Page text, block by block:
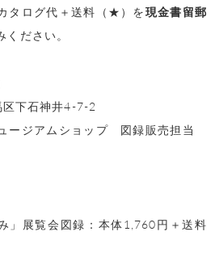
タログ代＋送料（★）を現金書留郵
ださい。
下石神井4-7-2
ージアムショップ 図録販売担当
」展覧会図録：本体1,760円＋送料